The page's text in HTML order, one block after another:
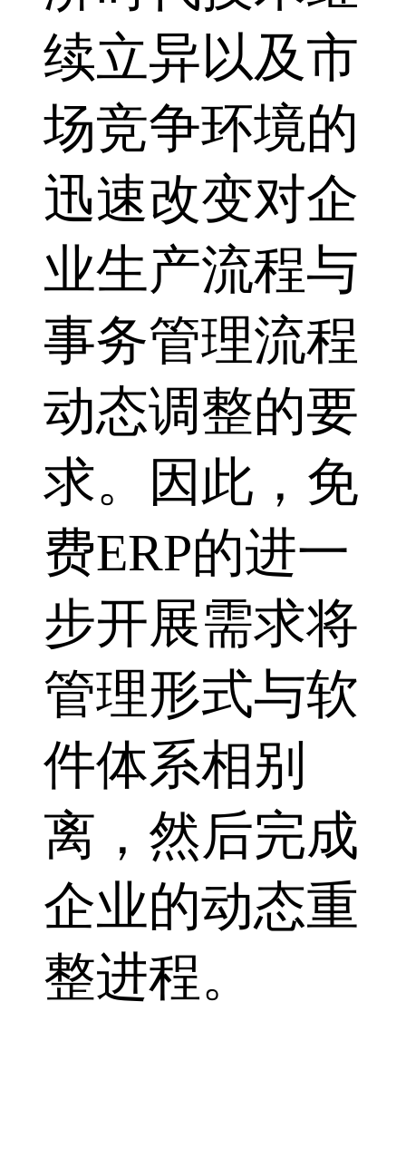
续立异以及市
场竞争环境的
迅速改变对企
业生产流程与
事务管理流程
动态调整的要
求。因此，免
费ERP的进一
步开展需求将
管理形式与软
件体系相别
离，然后完成
企业的动态重
整进程。